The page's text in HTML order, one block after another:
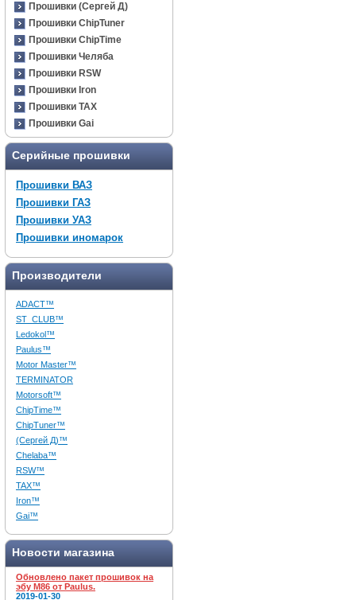
Прошивки (Сергей Д)
Прошивки ChipTuner
Прошивки ChipTime
Прошивки Челяба
Прошивки RSW
Прошивки Iron
Прошивки TAX
Прошивки Gai
Серийные прошивки
Прошивки ВАЗ
Прошивки ГАЗ
Прошивки УАЗ
Прошивки иномарок
Производители
ADACT™
ST_CLUB™
Ledokol™
Paulus™
Motor Master™
TERMINATOR
Motorsoft™
ChipTime™
ChipTuner™
(Сергей Д)™
Chelaba™
RSW™
TAX™
Iron™
Gai™
Новости магазина
Обновлено пакет прошивок на
эбу M86 от Paulus.
2019-01-30